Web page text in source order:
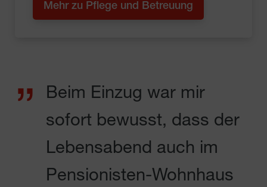
Mehr zu Pflege und Betreuung
Beim Einzug war mir
sofort bewusst, dass der
Lebensabend auch im
Pensionisten-Wohnhaus